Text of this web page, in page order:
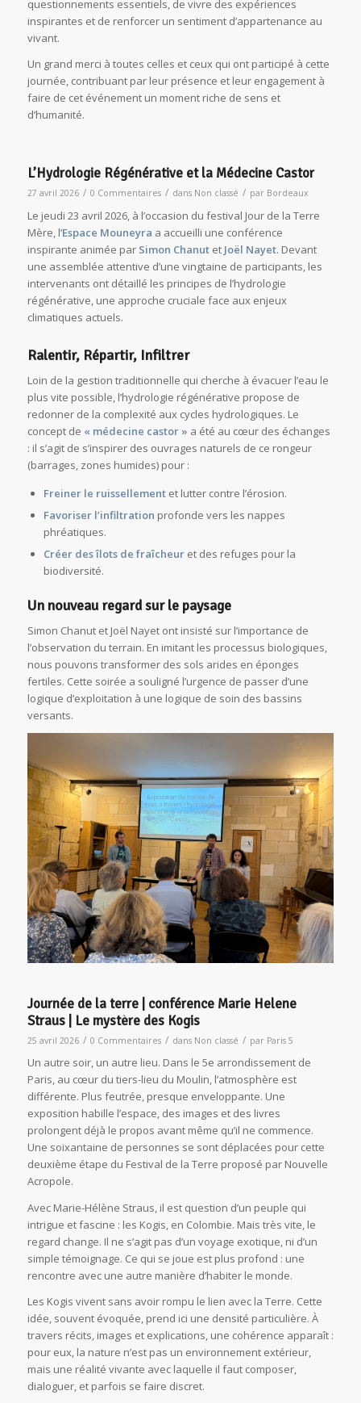
questionnements essentiels, de vivre des expériences
inspirantes et de renforcer un sentiment d’appartenance au
vivant.
Un grand merci à toutes celles et ceux qui ont participé à cette
journée, contribuant par leur présence et leur engagement à
faire de cet événement un moment riche de sens et
d’humanité.
L’Hydrologie Régénérative et la Médecine Castor
27 avril 2026 / 0 Commentaires / dans Non classé / par Bordeaux
Le jeudi 23 avril 2026, à l’occasion du festival Jour de la Terre
Mère, l’Espace Mouneyra a accueilli une conférence
inspirante animée par Simon Chanutet Joël Nayet. Devant
une assemblée attentive d’une vingtaine de participants, les
intervenants ont détaillé les principes de l’hydrologie
régénérative, une approche cruciale face aux enjeux
climatiques actuels.
Ralentir, Répartir, Infiltrer
Loin de la gestion traditionnelle qui cherche à évacuer l’eau le
plus vite possible, l’hydrologie régénérative propose de
redonner de la complexité aux cycles hydrologiques. Le
concept de « médecine castor » a été au cœur des échanges
: il s’agit de s’inspirer des ouvrages naturels de ce rongeur
(barrages, zones humides) pour :
Freiner le ruissellementet lutter contre l’érosion.
Favoriser l’infiltration profonde vers les nappes
phréatiques.
Créer des îlots de fraîcheuret des refuges pour la
biodiversité.
Un nouveau regard sur le paysage
Simon Chanut et Joël Nayet ont insisté sur l’importance de
l’observation du terrain. En imitant les processus biologiques,
nous pouvons transformer des sols arides en éponges
fertiles. Cette soirée a souligné l’urgence de passer d’une
logique d’exploitation à une logique de soin des bassins
versants.
Journée de la terre | conférence Marie Helene
Straus | Le mystère des Kogis
25 avril 2026 / 0 Commentaires / dans Non classé / par Paris 5
Un autre soir, un autre lieu. Dans le 5e arrondissement de
Paris, au cœur du tiers-lieu du Moulin, l’atmosphère est
différente. Plus feutrée, presque enveloppante. Une
exposition habille l’espace, des images et des livres
prolongent déjà le propos avant même qu’il ne commence.
Une soixantaine de personnes se sont déplacées pour cette
deuxième étape du Festival de la Terre proposé par Nouvelle
Acropole.
Avec Marie-Hélène Straus, il est question d’un peuple qui
intrigue et fascine : les Kogis, en Colombie. Mais très vite, le
regard change. Il ne s’agit pas d’un voyage exotique, ni d’un
simple témoignage. Ce qui se joue est plus profond : une
rencontre avec une autre manière d’habiter le monde.
Les Kogis vivent sans avoir rompu le lien avec la Terre. Cette
idée, souvent évoquée, prend ici une densité particulière. À
travers récits, images et explications, une cohérence apparaît :
pour eux, la nature n’est pas un environnement extérieur,
mais une réalité vivante avec laquelle il faut composer,
dialoguer, et parfois se faire discret.